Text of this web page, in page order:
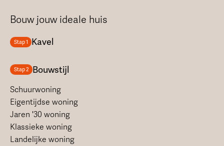
Bouw jouw ideale huis
Stap 1 Kavel
Stap 2 Bouwstijl
Schuurwoning
Eigentijdse woning
Jaren '30 woning
Klassieke woning
Landelijke woning